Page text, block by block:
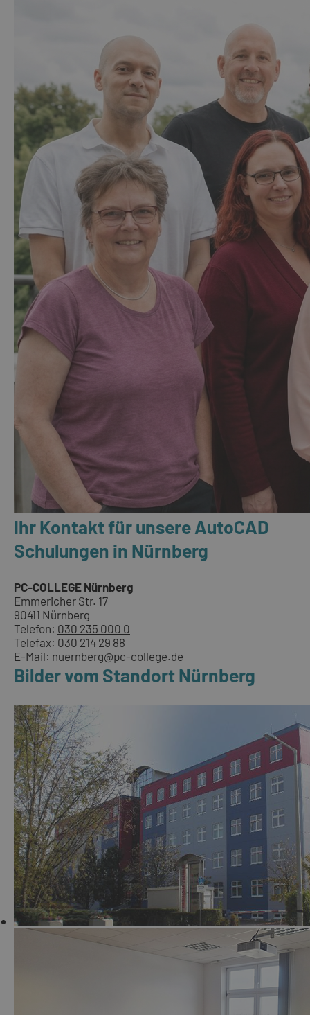
Ihr Kontakt für unsere AutoCAD
Schulungen in Nürnberg
PC-COLLEGE Nürnberg
Emmericher Str. 17
90411 Nürnberg
Telefon: 030 235 000 0
Telefax: 030 214 29 88
E-Mail: nuernberg@pc-college.de
Bilder vom Standort Nürnberg